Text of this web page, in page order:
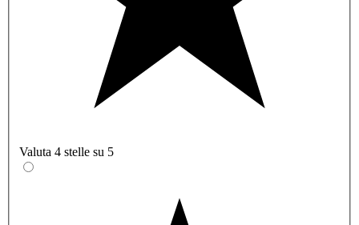
Valuta 4 stelle su 5